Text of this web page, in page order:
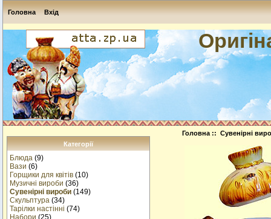
Головна Вхід
Категорії
Блюда (9)
Вази (6)
Горщики для квітів (10)
Музичнi вироби (36)
Сувенірні вироби (149)
Скульптура (34)
Тарілки настінні (74)
Головна ::Сувенірні